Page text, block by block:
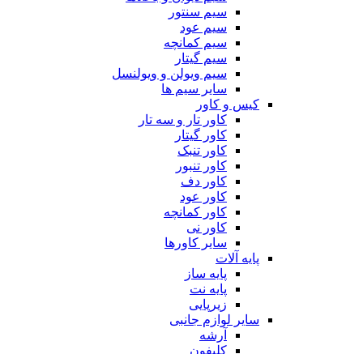
سیم سنتور
سیم عود
سیم کمانچه
سیم گیتار
سیم ویولن و ویولنسل
سایر سیم ها
کیس و کاور
کاور تار و سه تار
کاور گیتار
کاور تنبک
کاور تنبور
کاور دف
کاور عود
کاور کمانچه
کاور نی
سایر کاورها
پایه آلات
پایه ساز
پایه نت
زیرپایی
سایر لوازم جانبی
آرشه
کلیفون